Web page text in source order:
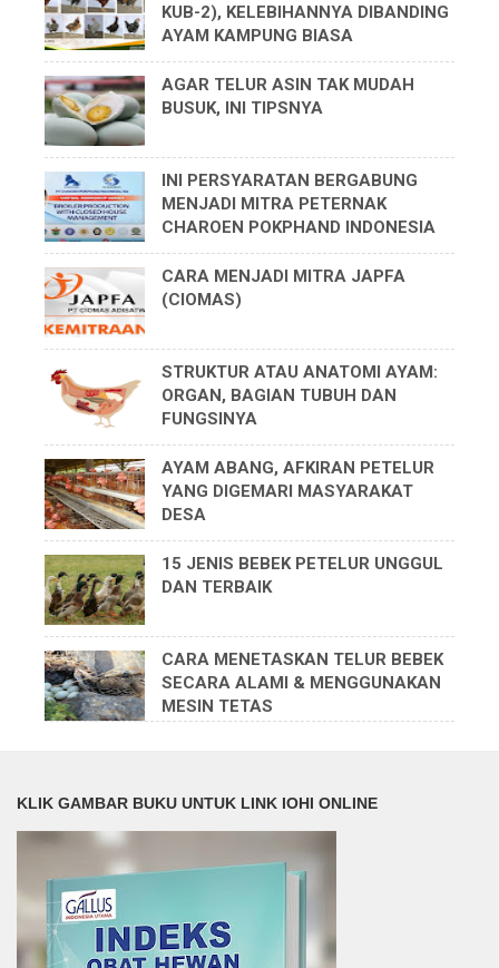
KUB-2), KELEBIHANNYA DIBANDING
AYAM KAMPUNG BIASA
AGAR TELUR ASIN TAK MUDAH
BUSUK, INI TIPSNYA
INI PERSYARATAN BERGABUNG
MENJADI MITRA PETERNAK
CHAROEN POKPHAND INDONESIA
CARA MENJADI MITRA JAPFA
(CIOMAS)
STRUKTUR ATAU ANATOMI AYAM:
ORGAN, BAGIAN TUBUH DAN
FUNGSINYA
AYAM ABANG, AFKIRAN PETELUR
YANG DIGEMARI MASYARAKAT
DESA
15 JENIS BEBEK PETELUR UNGGUL
DAN TERBAIK
CARA MENETASKAN TELUR BEBEK
SECARA ALAMI & MENGGUNAKAN
MESIN TETAS
KLIK GAMBAR BUKU UNTUK LINK IOHI ONLINE